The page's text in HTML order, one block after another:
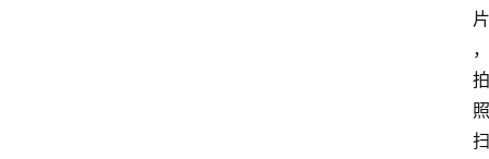
片
，
拍
照
扫